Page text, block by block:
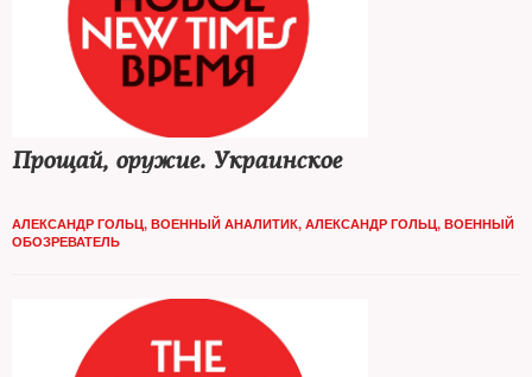
Прощай, оружие. Украинское
АЛЕКСАНДР ГОЛЬЦ, ВОЕННЫЙ АНАЛИТИК, АЛЕКСАНДР ГОЛЬЦ, ВОЕННЫЙ
ОБОЗРЕВАТЕЛЬ